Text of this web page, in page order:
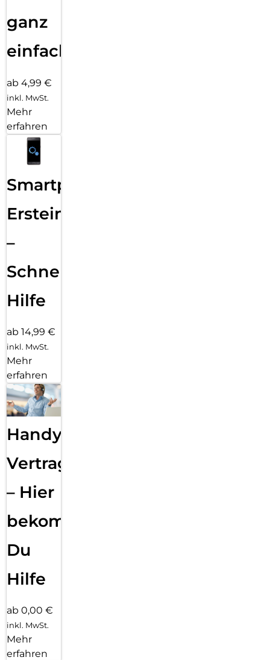
ganz
einfach
ab 4,99 €
inkl. MwSt.
Mehr
erfahren
Smartphone
Ersteinrichtung
–
Schnelle
Hilfe
ab 14,99 €
inkl. MwSt.
Mehr
erfahren
Handy
Vertragsabwicklung
– Hier
bekommst
Du
Hilfe
ab 0,00 €
inkl. MwSt.
Mehr
erfahren